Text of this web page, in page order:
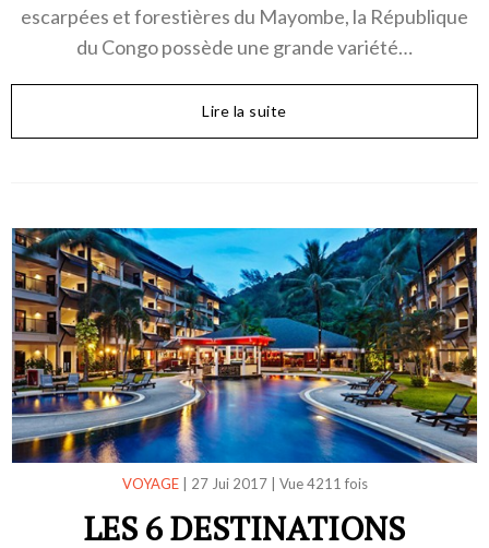
escarpées et forestières du Mayombe, la République
du Congo possède une grande variété…
Lire la suite
VOYAGE| 27 Jui 2017| Vue 4211 fois
LES 6 DESTINATIONS